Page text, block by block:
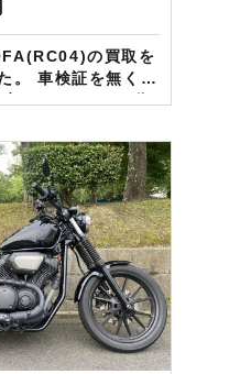
の買取を
くし
にいたところご依
かり車両評価をさ
をつけさせてもら
現在
Instagramから
Amazonギフトカ
しております！ さ
査定
ャンペーンとして
トカード1万円分
ペシャルカードを
目から半永続的に